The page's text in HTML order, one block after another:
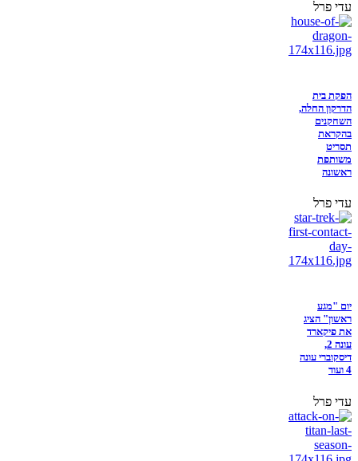
עדי פרל
הפקת בית
הדרקון החלה,
השחקנים
בהקראת
תסריט
משותפת
ראשונה
עדי פרל
יום "מגע
ראשון" הציג
את פיקארד
עונה 2,
דיסקוברי עונה
4 ועוד
עדי פרל